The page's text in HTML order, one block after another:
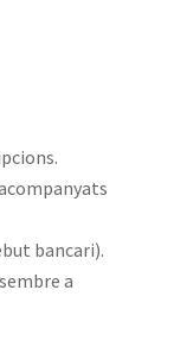
bancari).
a